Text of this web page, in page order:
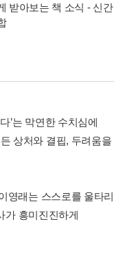
받아보는 책 소식 - 신간
’는 막연한 수치심에
상처와 결핍, 두려움을
영래는 스스로를 울타리
가 흥미진진하게